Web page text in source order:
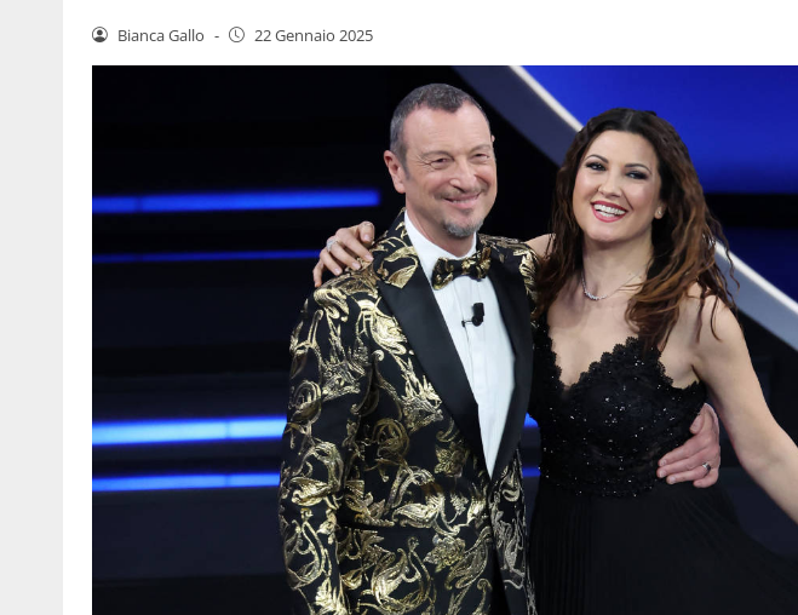
Bianca Gallo - 22 Gennaio 2025